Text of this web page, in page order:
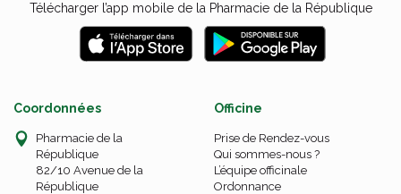
Télécharger l’app mobile de la Pharmacie de la République
Coordonnées
Pharmacie de la
République
82/10 Avenue de la
République
Officine
Prise de Rendez-vous
Qui sommes-nous ?
L’équipe officinale
Ordonnance